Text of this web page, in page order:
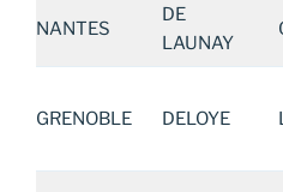
NANTES
DE
LAUNAY
GRENOBLE DELOYE